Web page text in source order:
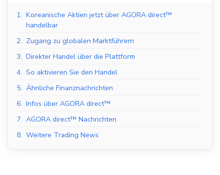
1. Koreanische Aktien jetzt über AGORA direct™
handelbar
2. Zugang zu globalen Marktführern
3. Direkter Handel über die Plattform
4. So aktivieren Sie den Handel
5. Ähnliche Finanznachrichten
6. Infos über AGORA direct™
7. AGORA direct™ Nachrichten
8. Weitere Trading News